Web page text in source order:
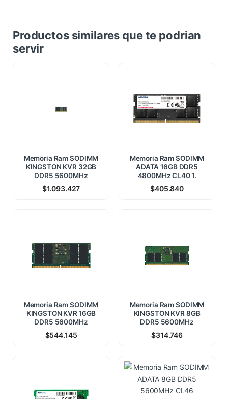
Productos similares que te podrian
servir
Memoria Ram SODIMM
KINGSTON KVR 32GB
DDR5 5600MHz
$1.093.427
Memoria Ram SODIMM
ADATA 16GB DDR5
4800MHz CL40 1.
$405.840
Memoria Ram SODIMM
KINGSTON KVR 16GB
DDR5 5600MHz
$544.145
Memoria Ram SODIMM
KINGSTON KVR 8GB
DDR5 5600MHz
$314.746